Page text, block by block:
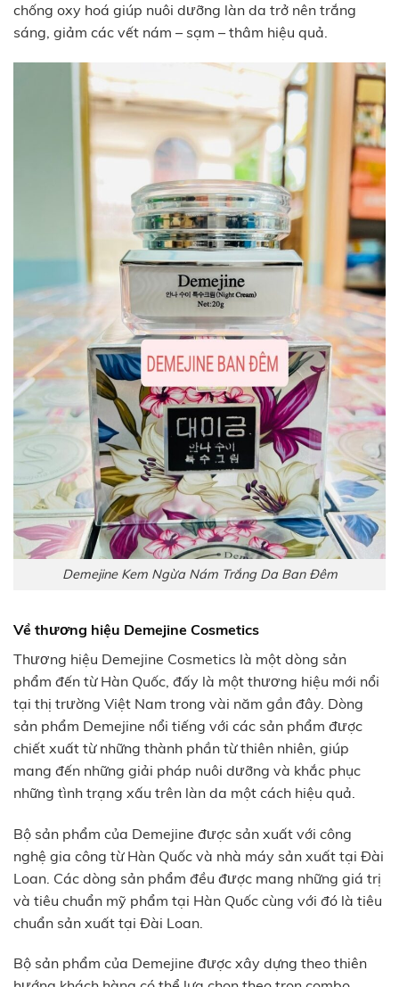
chống oxy hoá giúp nuôi dưỡng làn da trở nên trắng
sáng, giảm các vết nám – sạm – thâm hiệu quả.
Demejine Kem Ngừa Nám Trắng Da Ban Đêm
Về thương hiệu Demejine Cosmetics
Thương hiệu Demejine Cosmetics là một dòng sản
phẩm đến từ Hàn Quốc, đấy là một thương hiệu mới nổi
tại thị trường Việt Nam trong vài năm gần đây. Dòng
sản phẩm Demejine nổi tiếng với các sản phẩm được
chiết xuất từ những thành phần từ thiên nhiên, giúp
mang đến những giải pháp nuôi dưỡng và khắc phục
những tình trạng xấu trên làn da một cách hiệu quả.
Bộ sản phẩm của Demejine được sản xuất với công
nghệ gia công từ Hàn Quốc và nhà máy sản xuất tại Đài
Loan. Các dòng sản phẩm đều được mang những giá trị
và tiêu chuẩn mỹ phẩm tại Hàn Quốc cùng với đó là tiêu
chuẩn sản xuất tại Đài Loan.
Bộ sản phẩm của Demejine được xây dựng theo thiên